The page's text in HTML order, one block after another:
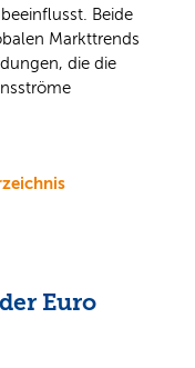
Beide
Markttrends
die die
Euro